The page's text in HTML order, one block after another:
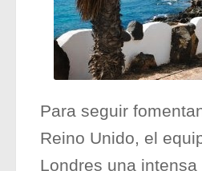
Para seguir
Reino Unido, el
Londres una